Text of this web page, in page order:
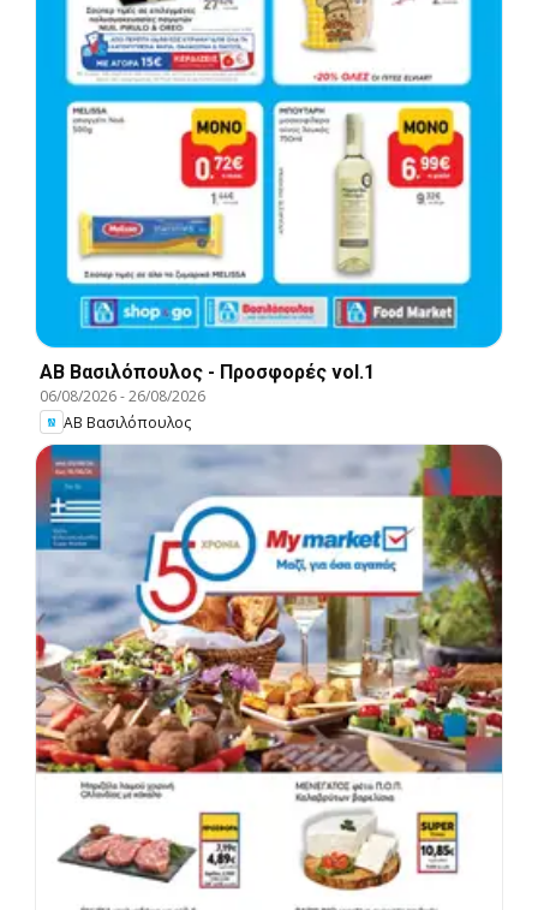
ΑΒ Βασιλόπουλος - Προσφορές vol.1
06/08/2026-26/08/2026
ΑΒ Βασιλόπουλος